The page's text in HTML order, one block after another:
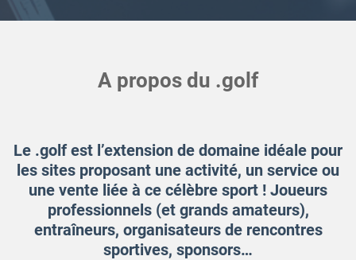
A propos du .golf
Le .golf est l’extension de domaine idéale pour
les sites proposant une activité, un service ou
une vente liée à ce célèbre sport ! Joueurs
professionnels (et grands amateurs),
entraîneurs, organisateurs de rencontres
sportives, sponsors…